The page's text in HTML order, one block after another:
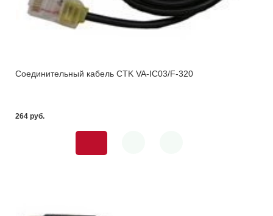
Соединительный кабель CTK VA-IC03/F-320
264 pуб.